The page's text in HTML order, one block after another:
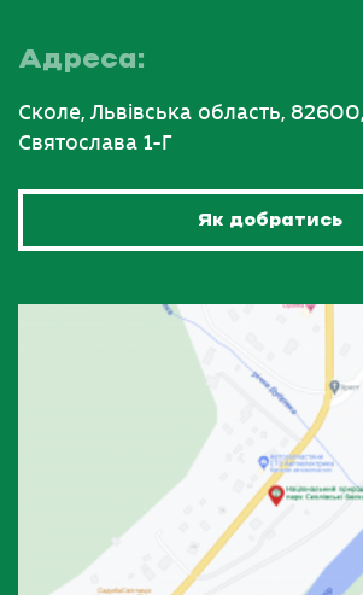
Адреса:
Сколе, Львівська область,
Святослава 1-Г
Як добратись